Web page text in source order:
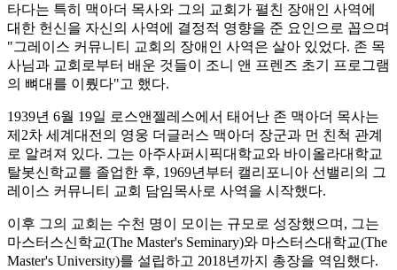
타다는 특히 맥아더 목사와 그의 교회가 펼친 장애인 사역에
대한 헌신을 자신의 사역에 결정적 영향을 준 요인으로 꼽으며
"그레이스 커뮤니티 교회의 장애인 사역은 살아 있었다. 존 목
사님과 교회로부터 배운 것들이 조니 앤 프렌즈 초기 프로그램
의 뼈대를 이뤘다"고 했다.
1939년 6월 19일 로스앤젤레스에서 태어난 존 맥아더 목사는
제2차 세계대전의 영웅 더글러스 맥아더 장군과 먼 친척 관계
로 알려져 있다. 그는 아주사퍼시픽대학교와 바이올라대학교
탈봇신학교를 졸업한 후, 1969년부터 캘리포니아 선밸리의 그
레이스 커뮤니티 교회 담임목사로 사역을 시작했다.
이후 그의 교회는 수천 명이 모이는 규모로 성장했으며, 그는
마스터스신학교(The Master's Seminary)와 마스터스대학교(The
Master's University)를 설립하고 2018년까지 총장을 역임했다.